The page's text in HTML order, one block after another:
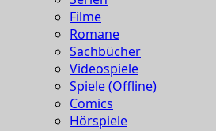
Filme
Romane
Sachbücher
Videospiele
Spiele (Offline)
Comics
Hörspiele